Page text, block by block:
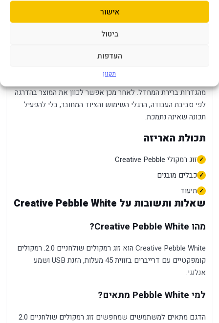
אישור
ביטול
העדפות
תקנון
הביצועים בפועל תלויים גם בסביבת השימוש. קצב, רזולוציה,
תואמים. התקנה נכונה ועדכון מערכת מסייעים לקבל תוצאה עקבית
עדכוני תוכנה או קושחה, לסדר כבלים כך שלא יימתחו, ולהתחיל
מהגדרות ברירת המחדל. לאחר מכן אפשר לכוון את המוצר בהדרגה
לפי סביבת העבודה, הרגלי השימוש והציוד המחובר, בלי להפעיל
תכונה שאינה נתמכת.
תכולת האריזה
זוג רמקולי Creative Pebble
כבלים מובנים
תיעוד
שאלות ותשובות על Creative Pebble White
מהו Creative Pebble White?
Creative Pebble White הוא זוג רמקולים שולחניים 2.0. רמקולים
קומפקטיים עם דרייברים בזווית 45 מעלות, הזנת USB ושמע
אנלוגי.
למי Pebble White מתאים?
הדגם מתאים למשתמשים שמחפשים זוג רמקולים שולחניים 2.0